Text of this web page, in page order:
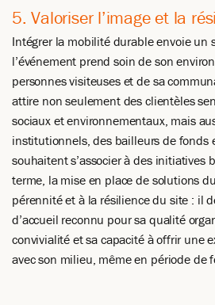
5. Valoriser l’image et la
Intégrer la mobilité durable envoie un
l’événement prend soin de son
personnes visiteuses et de sa
attire non seulement des clientèles
sociaux et environnementaux, mais
institutionnels, des bailleurs de fonds
souhaitent s’associer à des initiatives
terme, la mise en place de solutions
pérennité et à la résilience du site : il
d’accueil reconnu pour sa qualité
convivialité et sa capacité à offrir une
avec son milieu, même en période de